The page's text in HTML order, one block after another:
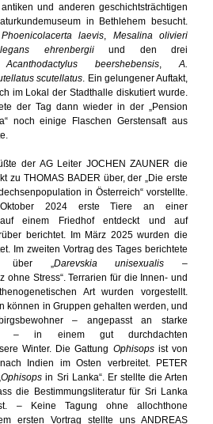
und anderen geschichtsträchtigen
in Bethlehem besucht.
Phoenicolacerta laevis, Mesalina olivieri
ehrenbergiiund den drei
Acanthodactylus beershebensis,A.
scutellatus. Ein gelungener Auftakt,
im Lokal der Stadthalle diskutiert wurde.
der Tag dann wieder in der „Pension
noch einige Flaschen Gerstensaft aus
der AG Leiter JOCHEN ZAUNER die
zu THOMAS BADER über, der „Die erste
in Österreich“ vorstellte.
2024 erste Tiere an einer
auf einem Friedhof entdeckt und auf
berichtet. Im März 2025 wurden die
Im zweiten Vortrag des Tages berichtete
über „Darevskia unisexualis –
ohne Stress“. Terrarien für die Innen- und
Art wurden vorgestellt.
können in Gruppen gehalten werden, und
– angepasst an starke
– in einem gut durchdachten
Winter. Die Gattung Ophisopsist von
Indien im Osten verbreitet. PETER
Ophisops in Sri Lanka“. Er stellte die Arten
die Bestimmungsliteratur für Sri Lanka
– Keine Tagung ohne allochthone
ersten Vortrag stellte uns ANDREAS